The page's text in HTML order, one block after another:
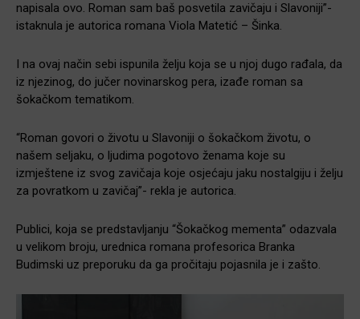
napisala ovo. Roman sam baš posvetila zavičaju i Slavoniji”-
istaknula je autorica romana Viola Matetić – Šinka.
I na ovaj način sebi ispunila želju koja se u njoj dugo rađala, da
iz njezinog, do jučer novinarskog pera, izađe roman sa
šokačkom tematikom.
“Roman govori o životu u Slavoniji o šokačkom životu, o
našem seljaku, o ljudima pogotovo ženama koje su
izmještene iz svog zavičaja koje osjećaju jaku nostalgiju i želju
za povratkom u zavičaj”- rekla je autorica.
Publici, koja se predstavljanju “Šokačkog mementa” odazvala
u velikom broju, urednica romana profesorica Branka
Budimski uz preporuku da ga pročitaju pojasnila je i zašto.